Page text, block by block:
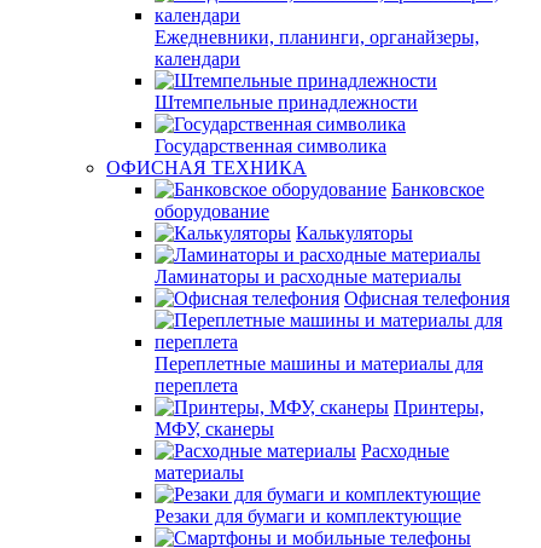
Ежедневники, планинги, органайзеры,
календари
Штемпельные принадлежности
Государственная символика
ОФИСНАЯ ТЕХНИКА
Банковское
оборудование
Калькуляторы
Ламинаторы и расходные материалы
Офисная телефония
Переплетные машины и материалы для
переплета
Принтеры,
МФУ, сканеры
Расходные
материалы
Резаки для бумаги и комплектующие